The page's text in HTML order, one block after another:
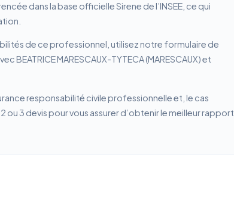
dans la base officielle Sirene de l’INSEE, ce qui
de ce professionnel, utilisez notre formulaire de
MARESCAUX-TYTECA (MARESCAUX) et
responsabilité civile professionnelle et, le cas
3 devis pour vous assurer d’obtenir le meilleur rapport